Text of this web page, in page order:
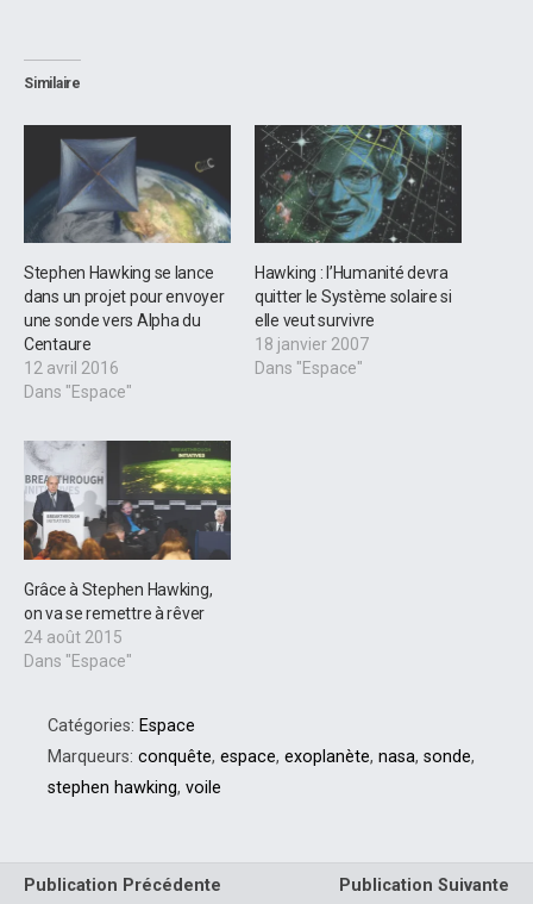
Similaire
Stephen Hawking se lance
dans un projet pour envoyer
une sonde vers Alpha du
Centaure
12 avril 2016
Dans "Espace"
Hawking : l’Humanité devra
quitter le Système solaire si
elle veut survivre
18 janvier 2007
Dans "Espace"
Grâce à Stephen Hawking,
on va se remettre à rêver
24 août 2015
Dans "Espace"
Catégories: Espace
Marqueurs: conquête, espace, exoplanète, nasa, sonde,
stephen hawking, voile
Publication Précédente Publication Suivante